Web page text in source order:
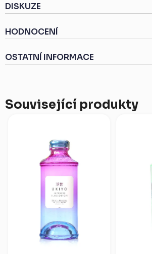
DISKUZE
HODNOCENÍ
OSTATNÍ INFORMACE
Související produkty